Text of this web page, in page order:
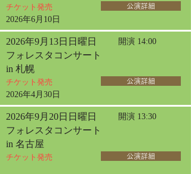
チケット発売
2026年6月10日
公演詳細
2026年9月13日日曜日 開演 14:00
フォレスタコンサート
in 札幌
チケット発売
2026年4月30日
公演詳細
2026年9月20日日曜日 開演 13:30
フォレスタコンサート
in 名古屋
チケット発売 公演詳細